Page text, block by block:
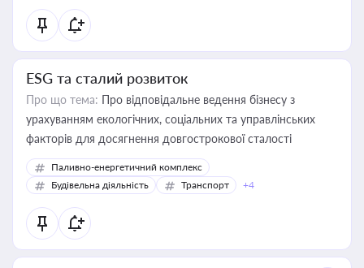
ESG та сталий розвиток
Про що тема: Про відповідальне ведення бізнесу з
урахуванням екологічних, соціальних та управлінських
факторів для досягнення довгострокової сталості
Паливно-енергетичний комплекс
Будівельна діяльність
Транспорт +4